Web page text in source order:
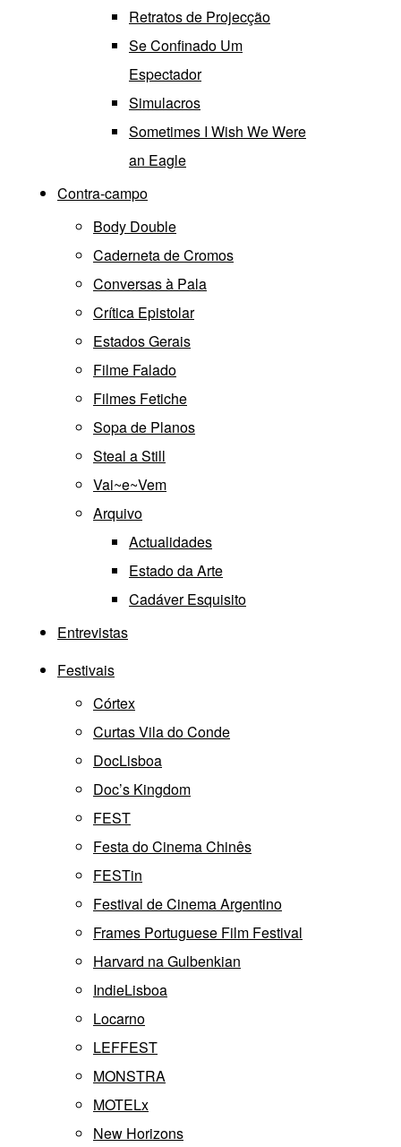
Retratos de Projecção
Se Confinado Um
Espectador
Simulacros
Sometimes I Wish We Were
an Eagle
Contra-campo
Body Double
Caderneta de Cromos
Conversas à Pala
Crítica Epistolar
Estados Gerais
Filme Falado
Filmes Fetiche
Sopa de Planos
Steal a Still
Vai~e~Vem
Arquivo
Actualidades
Estado da Arte
Cadáver Esquisito
Entrevistas
Festivais
Córtex
Curtas Vila do Conde
DocLisboa
Doc’s Kingdom
FEST
Festa do Cinema Chinês
FESTin
Festival de Cinema Argentino
Frames Portuguese Film Festival
Harvard na Gulbenkian
IndieLisboa
Locarno
LEFFEST
MONSTRA
MOTELx
New Horizons